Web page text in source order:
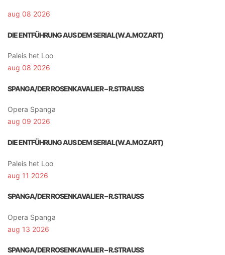
aug 08 2026
DIE ENTFÜHRUNG AUS DEM SERIAL(W.A.MOZART)
Paleis het Loo
aug 08 2026
SPANGA/DER ROSENKAVALIER – R.STRAUSS
Opera Spanga
aug 09 2026
DIE ENTFÜHRUNG AUS DEM SERIAL(W.A.MOZART)
Paleis het Loo
aug 11 2026
SPANGA/DER ROSENKAVALIER – R.STRAUSS
Opera Spanga
aug 13 2026
SPANGA/DER ROSENKAVALIER – R.STRAUSS